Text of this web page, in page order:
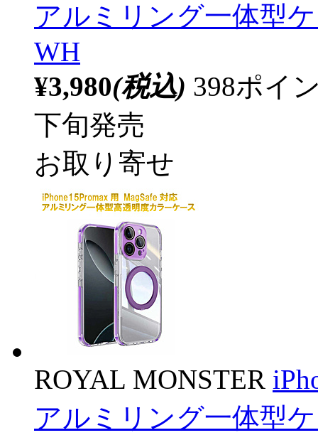
アルミリング一体型
WH
¥3,980(税込) 398ポイ
下旬発売
お取り寄せ
ROYAL MONSTER
アルミリング一体型